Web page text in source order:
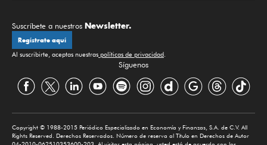
Suscríbete a nuestros Newsletter.
Regístrate aquí
Al suscribirte, aceptas nuestras políticas de privacidad.
Síguenos
Copyright © 1988-2015 Periódico Especializado en Economía y Finanzas, S.A. de C.V. All
Rights Reserved. Derechos Reservados. Número de reserva al Título en Derechos de Autor